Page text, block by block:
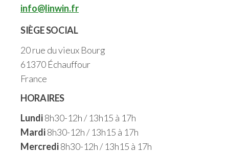
info@linwin.fr
SIÈGE SOCIAL
20 rue du vieux Bourg
61370 Échauffour
France
HORAIRES
Lundi8h30-12h / 13h15 à 17h
Mardi8h30-12h / 13h15 à 17h
Mercredi8h30-12h / 13h15 à 17h